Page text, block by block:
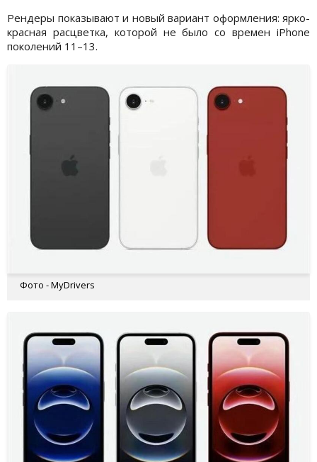
Рендеры показывают и новый вариант оформления: ярко-
красная расцветка, которой не было со времен iPhone
поколений 11–13.
Фото - MyDrivers